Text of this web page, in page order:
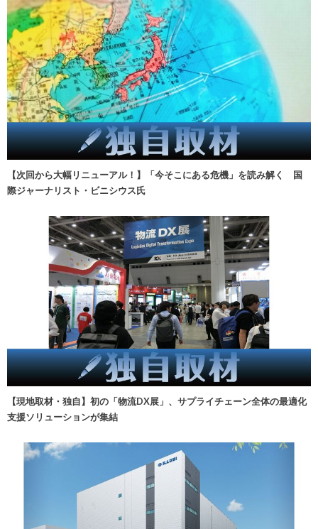
【次回から大幅リニューアル！】「今そこにある危機」を読み解く 国
際ジャーナリスト・ビニシウス氏
【現地取材・独自】初の「物流DX展」、サプライチェーン全体の最適化
支援ソリューションが集結